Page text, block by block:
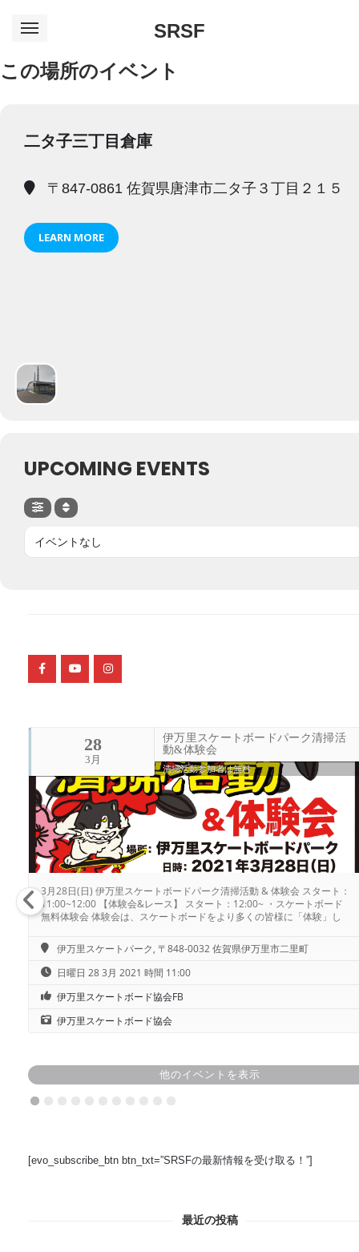
SRSF
この場所のイベント
二タ子三丁目倉庫
〒847-0861 佐賀県唐津市二タ子３丁目２１５
LEARN MORE
UPCOMING EVENTS
イベントなし
28
3月
伊万里スケートボードパーク清掃活
動&体験会
清掃活動参加者は無料
3月28日(日) 伊万里スケートボードパーク清掃活動 & 体験会 スタート：
11:00~12:00 【体験会&レース】 スタート：12:00~ ・スケートボード
無料体験会 体験会は、スケートボードをより多くの皆様に「体験」し
スケボーの選び方と伊万里周辺のスケートショップ、パーク紹介などを
中心に2時間程度、考えています。 デッキ、パッド、ヘルメット類は無
料レンタルしております！ お気軽にご参加ください。 清掃活動参加者
は無料 一般参加費：￥1000- 対象：キッズ〜大人 時間：1レッスン(体
験)1人10分程度 インストラクター：伊万里スケートボード協会 サポー
ト：佐賀県ローラースポーツ連盟 ・チクタクレース、プッシュレース
スタート：体験会終了後にスタート レース勝者には豪華商品あり その
伊万里スケートパーク, 〒848-0032 佐賀県伊万里市二里町
日曜日 28 3月 2021 時間 11:00
伊万里スケートボード協会FB
伊万里スケートボード協会
他のイベントを表示
[evo_subscribe_btn btn_txt=”SRSFの最新情報を受け取る！”]
最近の投稿